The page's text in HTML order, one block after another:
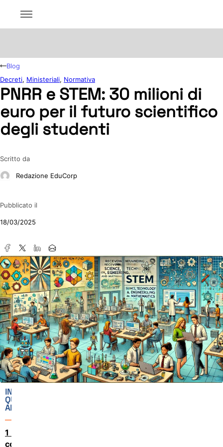
PNRR e STEM: 30 milioni di
euro per il futuro scientifico
degli studenti
Scritto da
Redazione EduCorp
Pubblicato il
18/03/2025
Blog
Decreti, Ministeriali, Normativa
IN
QUESTO
ARTICOLO
come